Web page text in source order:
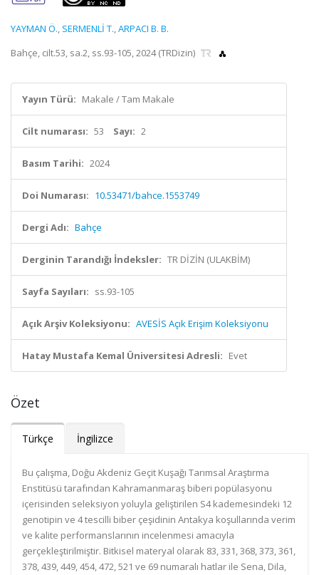
YAYMAN Ö., SERMENLİ T.,ARPACI B. B.
Bahçe, cilt.53, sa.2, ss.93-105, 2024 (TRDizin)
Yayın Türü: Makale / Tam Makale
Cilt numarası: 53 Sayı: 2
Basım Tarihi: 2024
Doi Numarası: 10.53471/bahce.1553749
Dergi Adı: Bahçe
Derginin Tarandığı İndeksler: TR DİZİN (ULAKBİM)
Sayfa Sayıları: ss.93-105
Açık Arşiv Koleksiyonu: AVESİS Açık Erişim Koleksiyonu
Hatay Mustafa Kemal Üniversitesi Adresli: Evet
Özet
Türkçe İngilizce
Bu çalışma, Doğu Akdeniz Geçit Kuşağı Tarımsal Araştırma
Enstitüsü tarafından Kahramanmaraş biberi popülasyonu
içerisinden seleksiyon yoluyla geliştirilen S4 kademesindeki 12
genotipin ve 4 tescilli biber çeşidinin Antakya koşullarında verim
ve kalite performanslarının incelenmesi amacıyla
gerçekleştirilmiştir. Bitkisel materyal olarak 83, 331, 368, 373, 361,
378, 439, 449, 454, 472, 521 ve 69 numaralı hatlar ile Sena, Dila,